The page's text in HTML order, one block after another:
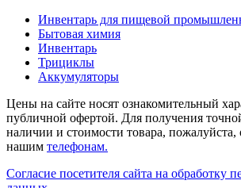
Инвентарь для пищевой
Бытовая химия
Инвентарь
Трициклы
Аккумуляторы
Цены на сайте носят ознакомительный
публичной офертой. Для получения
наличии и стоимости товара, пожалуйста,
нашим телефонам.
Согласие посетителя сайта на обработку